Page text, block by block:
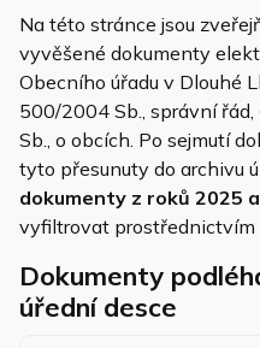
Na této stránce jsou
vyvěšené dokumenty
Obecního úřadu v Dlouhé
500/2004 Sb., správní
Sb., o obcích. Po sejmutí
tyto přesunuty do archivu
dokumenty z roků 2025
vyfiltrovat prostřednictvím
Dokumenty
úřední desce